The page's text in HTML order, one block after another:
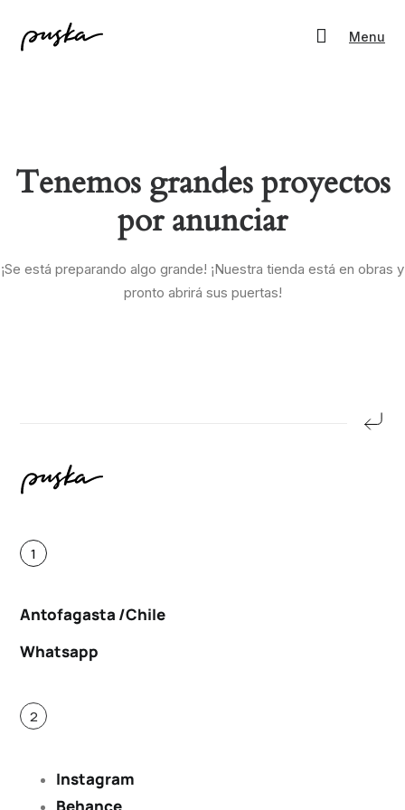
Menu
Tenemos grandes proyectos
por anunciar
¡Se está preparando algo grande! ¡Nuestra tienda está en obras y
pronto abrirá sus puertas!
1
Antofagasta /Chile
Whatsapp
2
Instagram
Behance